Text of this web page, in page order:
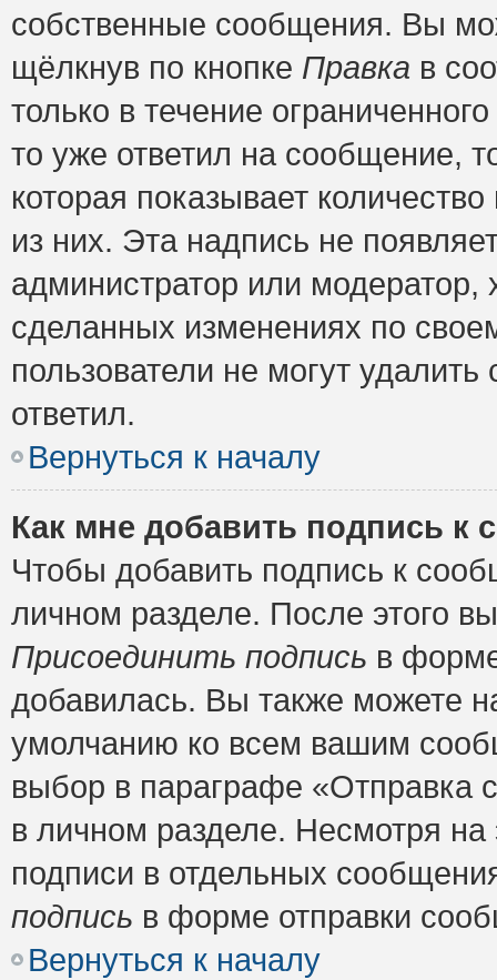
собственные сообщения. Вы
щёлкнув по кнопке Правка в
только в течение
то уже ответил на сообщение,
которая показывает
из них. Эта надпись не
администратор или модератор,
сделанных изменениях по
пользователи не могут
ответил.
Вернуться к началу
Как мне добавить подпись к
Чтобы добавить подпись к
личном разделе. После этого
Присоединить подпись в
добавилась. Вы также можете
умолчанию ко всем вашим
выбор в параграфе «Отправка
в личном разделе. Несмотря
подписи в отдельных
подпись в форме отправки
Вернуться к началу